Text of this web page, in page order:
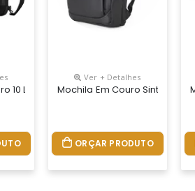
10 Litros Em Nylon Resistente À Água
Ver + Detalhes
Mochila Em Couro Sintético
ORÇAR PRODUTO